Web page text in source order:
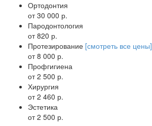
Ортодонтия
от 30 000 р.
Пародонтология
от 820 р.
Протезирование [смотреть все цены]
от 8 000 р.
Профгигиена
от 2 500 р.
Хирургия
от 2 460 р.
Эстетика
от 2 500 р.